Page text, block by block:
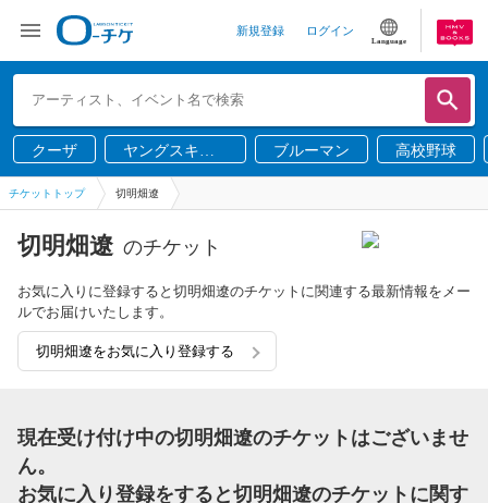
新規登録 ログイン
Language
クーザ
ヤングスキニ
ー
ブルーマン 高校野球
チケットトップ 切明畑遼
切明畑遼 のチケット
お気に入りに登録すると切明畑遼のチケットに関連する最新情報をメー
ルでお届けいたします。
切明畑遼をお気に入り登録する
現在受け付け中の切明畑遼のチケットはございませ
ん。
お気に入り登録をすると切明畑遼のチケットに関す